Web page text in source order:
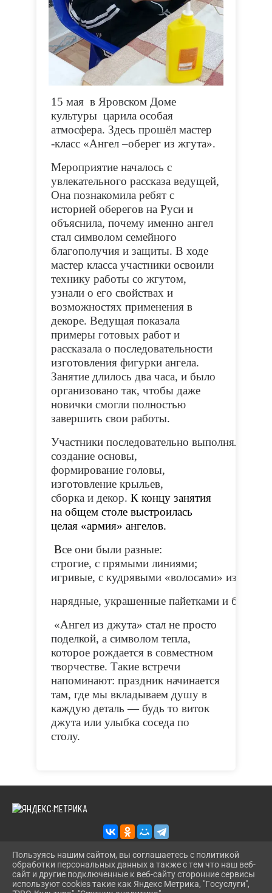
15 мая в Яровском Доме
культуры царила особая
атмосфера. Здесь прошёл мастер
‑класс «Ангел –оберег из жгута».
Мероприятие началось с
увлекательного рассказа ведущей,
Она познакомила ребят с
историей оберегов на Руси и
объяснила, почему именно ангел
стал символом семейного
благополучия и защиты. В ходе
мастер класса участники освоили
технику работы со жгутом,
узнали о его свойствах и
возможностях применения в
декоре. Ведущая показала
примеры готовых работ и
рассказала о последовательности
изготовления фигурки ангела.
Занятие длилось два часа, и было
организовано так, чтобы даже
новички смогли полностью
завершить свои работы.
Участники последовательно выполняли
создание основы,
формирование головы,
изготовление крыльев,
сборка и декор. К концу занятия
на общем столе выстроилась
целая «армия» ангелов.
Все они были разные:
строгие, с прямыми линиями;
игривые, с кудрявыми «волосами» из джута;
нарядные, украшенные пайетками и
«Ангел из джута» стал не просто
поделкой, а символом тепла,
которое рождается в совместном
творчестве. Такие встречи
напоминают: праздник начинается
там, где мы вкладываем душу в
каждую деталь — будь то виток
джута или улыбка соседа по
столу.
2026 Г. KAZANS-DOSUG.RU
ВХОД
Пользуясь нашим сайтом, вы соглашаетесь с политикой
обработки персональных данных а также с тем что наш веб-
сайт и другие подключенные к веб-сайту сторонние сервисы
используют cookies такие как Яндекс Метрика, "Госуслуги",